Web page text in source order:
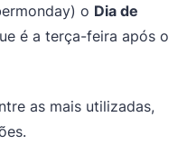
o Dia de
é a terça-feira após o
as mais utilizadas,